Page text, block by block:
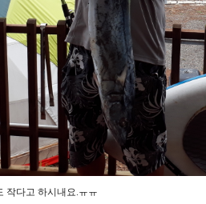
작다고 하시내요.ㅠㅠ